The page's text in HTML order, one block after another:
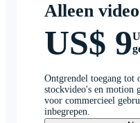
Alleen video
US$ 9
Ontgrendel toegang tot
stockvideo's en motion
voor commercieel
inbegrepen.